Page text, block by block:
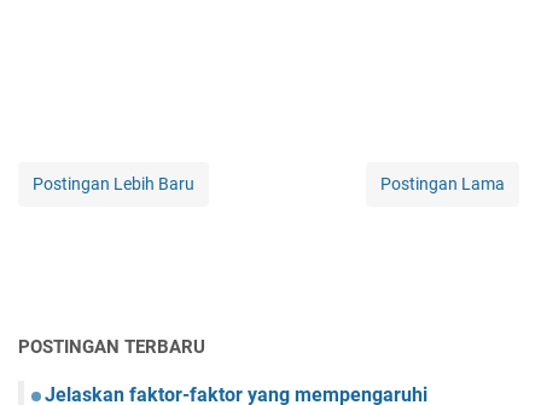
Postingan Lebih Baru Postingan Lama
POSTINGAN TERBARU
Jelaskan faktor-faktor yang mempengaruhi